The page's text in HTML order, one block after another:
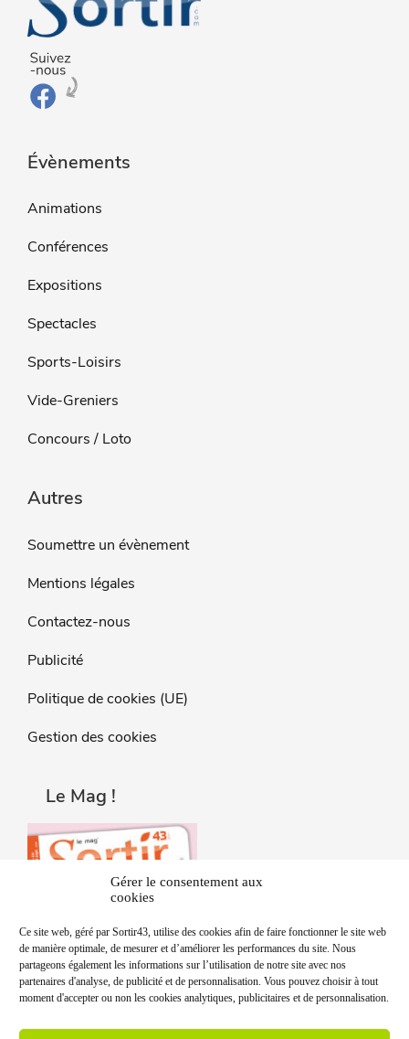
Gérer le consentement aux
cookies
Ce site web, géré par Sortir43, utilise des cookies afin de faire fonctionner le site web
de manière optimale, de mesurer et d’améliorer les performances du site. Nous
partageons également les informations sur l’utilisation de notre site avec nos
partenaires d'analyse, de publicité et de personnalisation. Vous pouvez choisir à tout
moment d'accepter ou non les cookies analytiques, publicitaires et de personnalisation.
Évènements
Animations
Conférences
Expositions
Spectacles
Sports-Loisirs
Vide-Greniers
Concours / Loto
Autres
Soumettre un évènement
Mentions légales
Contactez-nous
Publicité
Politique de cookies (UE)
Gestion des cookies
Le Mag !